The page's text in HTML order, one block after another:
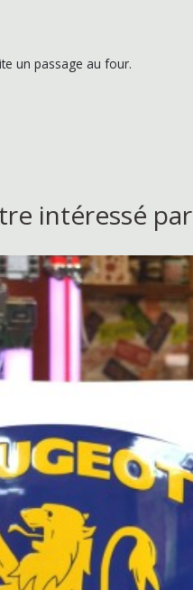
un passage au four.
intéressé par